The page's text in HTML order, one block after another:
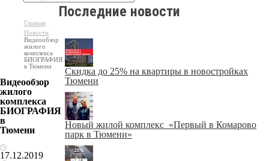
Главная
Новости
Видеообзор
жилого
комплекса
БИОГРАФИЯ
в Тюмени
Видеообзор
жилого
комплекса
БИОГРАФИЯ
в
Тюмени
17.12.2019
Последние новости
Скидка до 25% на квартиры в новостройках
Тюмени
Новый жилой комплекс «Первый в Комарово
парк в Тюмени»